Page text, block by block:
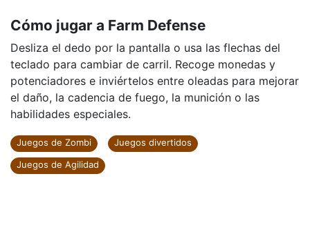
Cómo jugar a Farm Defense
Desliza el dedo por la pantalla o usa las flechas del
teclado para cambiar de carril. Recoge monedas y
potenciadores e inviértelos entre oleadas para mejorar
el daño, la cadencia de fuego, la munición o las
habilidades especiales.
Juegos de Zombi
Juegos divertidos
Juegos de Agilidad